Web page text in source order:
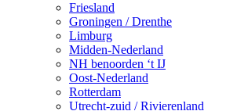
Friesland
Groningen / Drenthe
Limburg
Midden-Nederland
NH benoorden ‘t IJ
Oost-Nederland
Rotterdam
Utrecht-zuid / Rivierenland